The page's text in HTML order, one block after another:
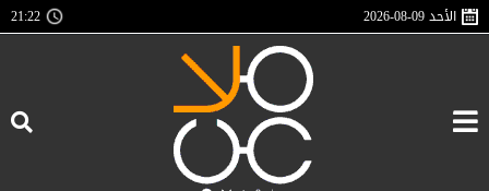
الأحد2026-08-09
21:22